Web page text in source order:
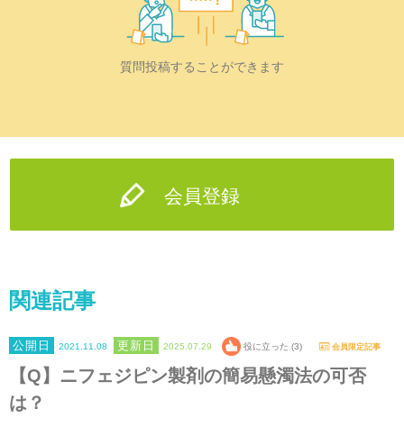
質問投稿することができます
会員登録
関連記事
2021.11.08 2025.07.29 役に立った (3) 会員限定記事
【Q】ニフェジピン製剤の簡易懸濁法の可否
は？